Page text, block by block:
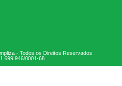
- Todos os Direitos Reservados
0001-68